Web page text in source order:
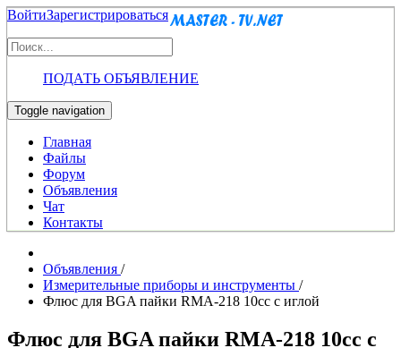
ВойтиЗарегистрироваться
ПОДАТЬ ОБЪЯВЛЕНИЕ
Toggle navigation
Главная
Файлы
Форум
Объявления
Чат
Контакты
Объявления /
Измерительные приборы и инструменты /
Флюс для BGA пайки RMA-218 10cc с иглой
Флюс для BGA пайки RMA-218 10cc с